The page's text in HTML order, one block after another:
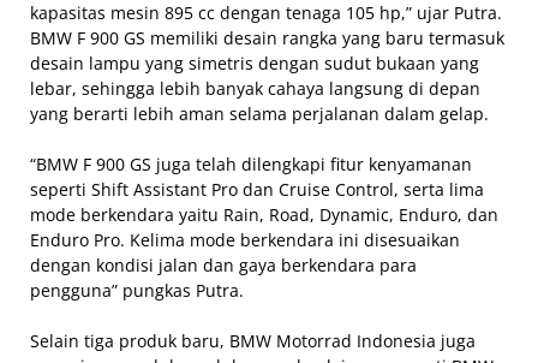
kapasitas mesin 895 cc dengan tenaga 105 hp,” ujar Putra.
BMW F 900 GS memiliki desain rangka yang baru termasuk
desain lampu yang simetris dengan sudut bukaan yang
lebar, sehingga lebih banyak cahaya langsung di depan
yang berarti lebih aman selama perjalanan dalam gelap.
“BMW F 900 GS juga telah dilengkapi fitur kenyamanan
seperti Shift Assistant Pro dan Cruise Control, serta lima
mode berkendara yaitu Rain, Road, Dynamic, Enduro, dan
Enduro Pro. Kelima mode berkendara ini disesuaikan
dengan kondisi jalan dan gaya berkendara para
pengguna” pungkas Putra.
Selain tiga produk baru, BMW Motorrad Indonesia juga